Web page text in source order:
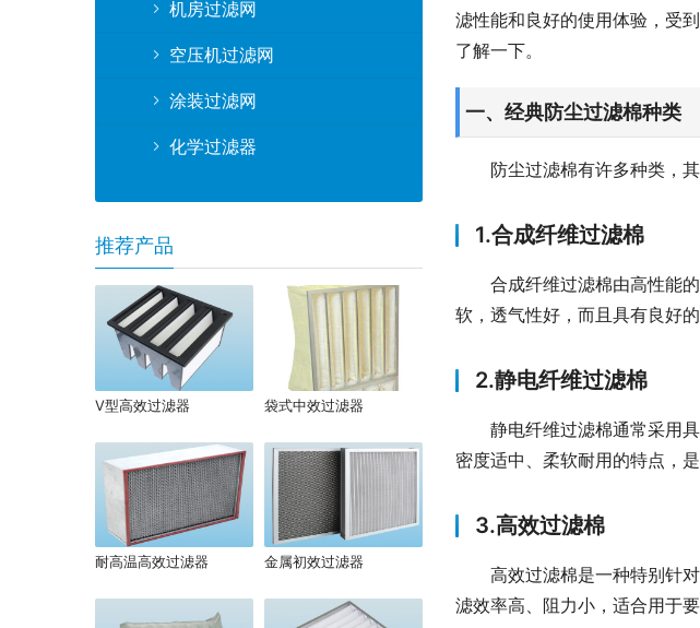
滤性能和良好的使用体验，受
了解一下。
一、经典防尘过滤棉种类
防尘过滤棉有许多种类，
1.合成纤维过滤棉
合成纤维过滤棉由高性能
软，透气性好，而且具有良好
2.静电纤维过滤棉
静电纤维过滤棉通常采用
密度适中、柔软耐用的特点，
3.高效过滤棉
高效过滤棉是一种特别针
滤效率高、阻力小，适合用于
机房过滤网
空压机过滤网
涂装过滤网
化学过滤器
推荐产品
V型高效过滤器 袋式中效过滤器
耐高温高效过滤器 金属初效过滤器